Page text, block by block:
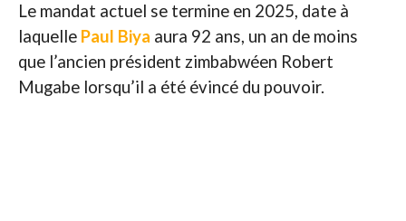
Le mandat actuel se termine en 2025, date à
laquelle Paul Biya aura 92 ans, un an de moins
que l’ancien président zimbabwéen Robert
Mugabe lorsqu’il a été évincé du pouvoir.